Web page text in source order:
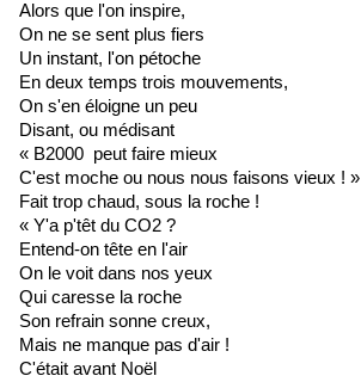
Alors que l'on inspire,
On ne se sent plus fiers
Un instant, l'on pétoche
En deux temps trois mouvements,
On s'en éloigne un peu
Disant, ou médisant
« B2000 peut faire mieux
C'est moche ou nous nous faisons vieux ! »
Fait trop chaud, sous la roche !
« Y'a p'têt du CO2 ?
Entend-on tête en l'air
On le voit dans nos yeux
Qui caresse la roche
Son refrain sonne creux,
Mais ne manque pas d'air !
C'était avant Noël